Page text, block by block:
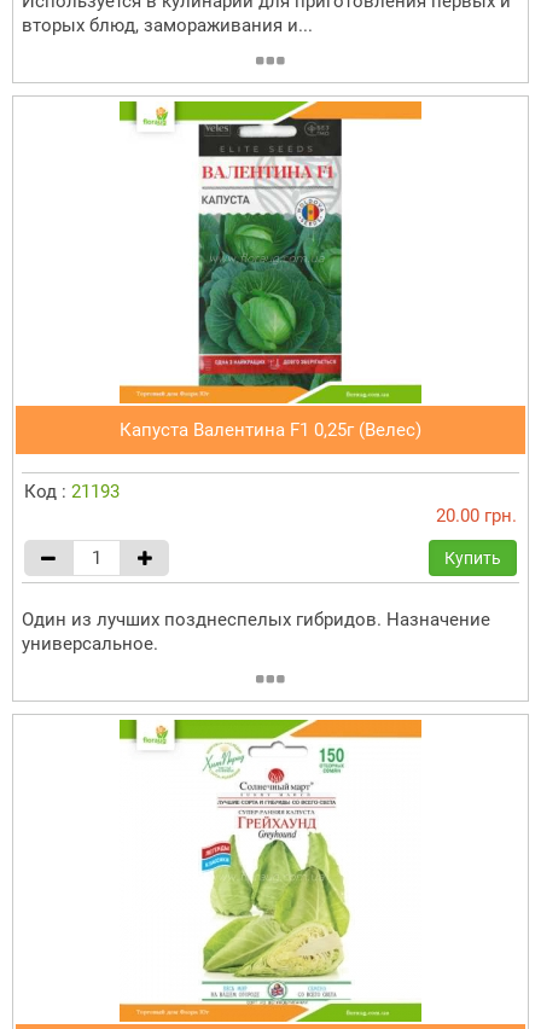
вторых блюд, замораживания и...
Капуста Валентина F1 0,25г (Велес)
Код : 21193
20.00 грн.
Купить
Один из лучших позднеспелых гибридов. Назначение
универсальное.